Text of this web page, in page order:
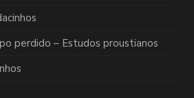
perdido – Estudos proustianos